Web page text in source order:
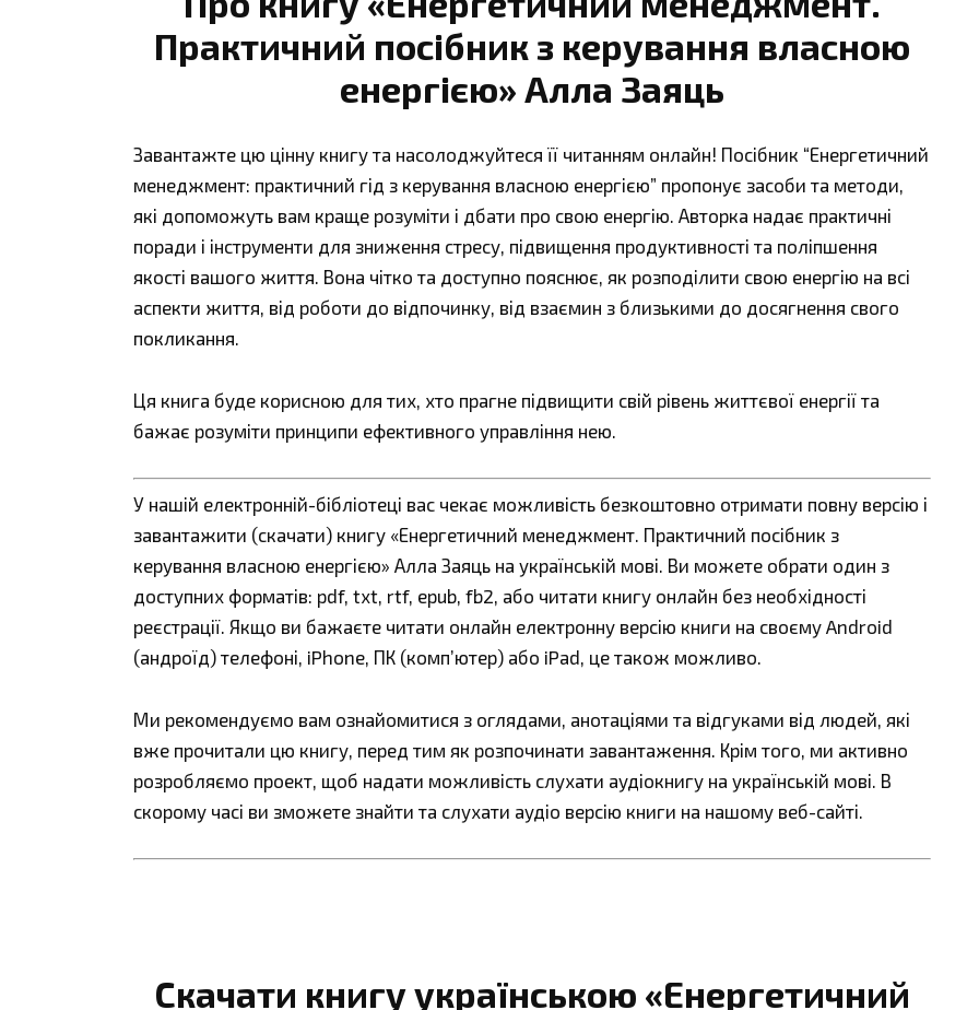
Практичний посібник з керування власною
енергією» Алла Заяць
Завантажте цю цінну книгу та насолоджуйтеся її читанням онлайн! Посібник “Енергетичний
менеджмент: практичний гід з керування власною енергією” пропонує засоби та методи,
які допоможуть вам краще розуміти і дбати про свою енергію. Авторка надає практичні
поради і інструменти для зниження стресу, підвищення продуктивності та поліпшення
якості вашого життя. Вона чітко та доступно пояснює, як розподілити свою енергію на всі
аспекти життя, від роботи до відпочинку, від взаємин з близькими до досягнення свого
покликання.
Ця книга буде корисною для тих, хто прагне підвищити свій рівень життєвої енергії та
бажає розуміти принципи ефективного управління нею.
У нашій електронній-бібліотеці вас чекає можливість безкоштовно отримати повну версію і
завантажити (скачати) книгу «Енергетичний менеджмент. Практичний посібник з
керування власною енергією» Алла Заяць на українській мові. Ви можете обрати один з
доступних форматів: pdf, txt, rtf, epub, fb2, або читати книгу онлайн без необхідності
реєстрації. Якщо ви бажаєте читати онлайн електронну версію книги на своєму Android
(андроїд) телефоні, iPhone, ПК (комп’ютер) або iPad, це також можливо.
Ми рекомендуємо вам ознайомитися з оглядами, анотаціями та відгуками від людей, які
вже прочитали цю книгу, перед тим як розпочинати завантаження. Крім того, ми активно
розробляємо проект, щоб надати можливість слухати аудіокнигу на українській мові. В
скорому часі ви зможете знайти та слухати аудіо версію книги на нашому веб-сайті.
Скачати книгу українською «Енергетичний